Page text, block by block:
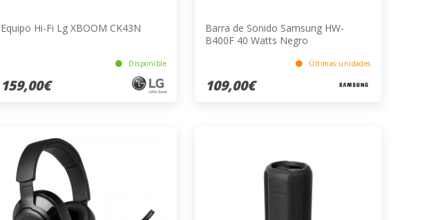
Equipo Hi-Fi Lg XBOOM CK43N
Disponible
159,00€
Barra de Sonido Samsung HW-
B400F 40 Watts Negro
Últimas unidades
109,00€